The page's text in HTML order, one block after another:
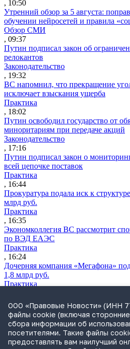
, 10:50
Утренний обзор за 5 августа:
обучении нейросетей и правила
Обзор СМИ
, 09:37
Путин подписал закон об
релокантов
Законодательство
, 19:32
ВС напомнил, что прекращение
исключает взыскания ущерба
Практика
, 18:02
Путин освободил государство от
миноритариям при передаче акций
Законодательство
, 17:16
Путин подписал закон о
всей цепочке поставок
Практика
, 16:44
Прокуратура подала иск к
млрд руб.
Практика
, 16:35
Экономколлегия ВС рассмотрит
по ВЭД ЕАЭС
Практика
, 16:24
Дочерняя компания «Мегафона»
1,8 млрд руб.
Практика
СИП проверит отмену патента на
устройствами после возражений
Практика
, 15:17
Суды 10 стран рассматривают иски
Google о возврате дивидендов
ООО «Правовые Новости» (ИНН
файлы cookie (включая
сбора информации об
посетителями. Такие файлы
предоставлять вам наилучший